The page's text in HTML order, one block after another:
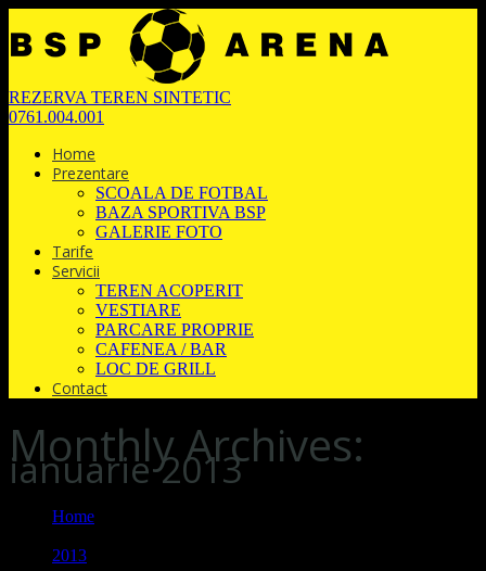
REZERVA TEREN SINTETIC
0761.004.001
Home
Prezentare
SCOALA DE FOTBAL
BAZA SPORTIVA BSP
GALERIE FOTO
Tarife
Servicii
TEREN ACOPERIT
VESTIARE
PARCARE PROPRIE
CAFENEA / BAR
LOC DE GRILL
Contact
Monthly Archives:
ianuarie 2013
Home
2013